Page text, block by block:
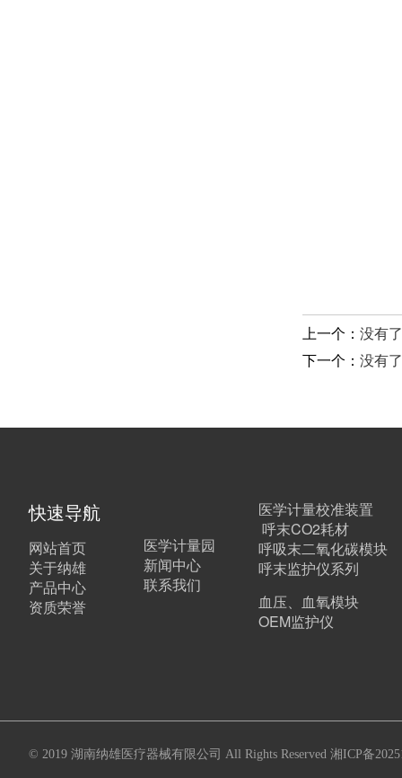
上一个： 没有了
下一个： 没有了
快速导航
网站首页
关于纳雄
产品中心
资质荣誉
医学计量园
新闻中心
联系我们
医学计量校准装置
呼末CO2耗材
呼吸末二氧化碳模块
呼末监护仪系列
血压、血氧模块
OEM监护仪
© 2019 湖南纳雄医疗器械有限公司 All Rights Reserved 湘ICP备